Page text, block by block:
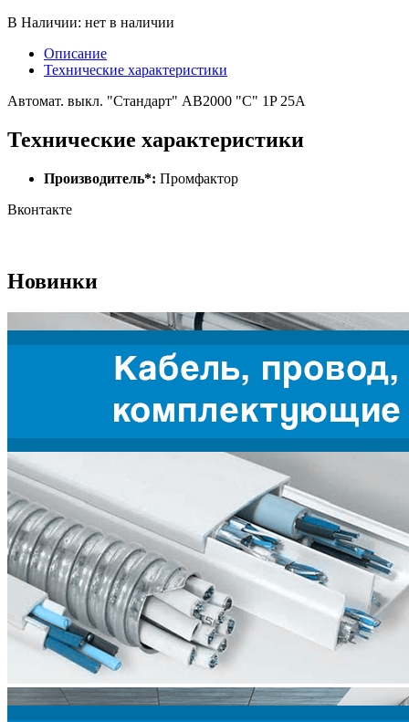
В Наличии: нет в наличии
Описание
Технические характеристики
Автомат. выкл. "Стандарт" AB2000 "С" 1P 25A
Технические характеристики
Производитель*: Промфактор
Вконтакте
Новинки